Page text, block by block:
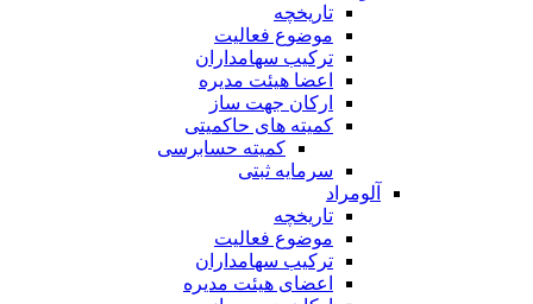
تاریخچه
موضوع فعالیت
ترکیب سهامداران
اعضا هیئت مدیره
ارکان جهت ساز
کمیته های حاکمیتی
کمیته حسابرسی
سرمایه ثبتی
آلومراد
تاریخچه
موضوع فعالیت
ترکیب سهامداران
اعضای هیئت مدیره